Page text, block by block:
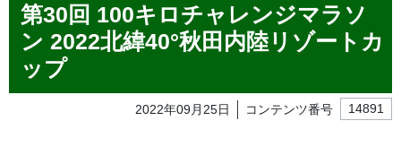
第30回 100キロチャレンジマラソ
ン 2022北緯40°秋田内陸リゾートカ
ップ
2022年09月25日 コンテンツ番号 14891